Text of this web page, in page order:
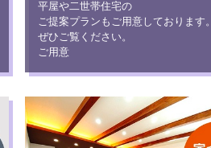
平屋や二世帯住宅の
ご提案プランもご用意しております。
ぜひご覧ください。
ご用意